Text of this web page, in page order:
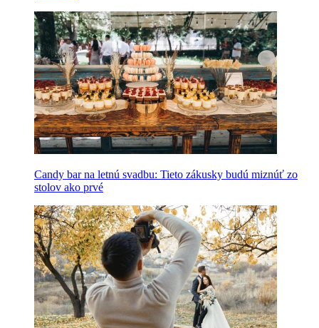
Candy bar na letnú svadbu: Tieto zákusky budú miznúť zo
stolov ako prvé